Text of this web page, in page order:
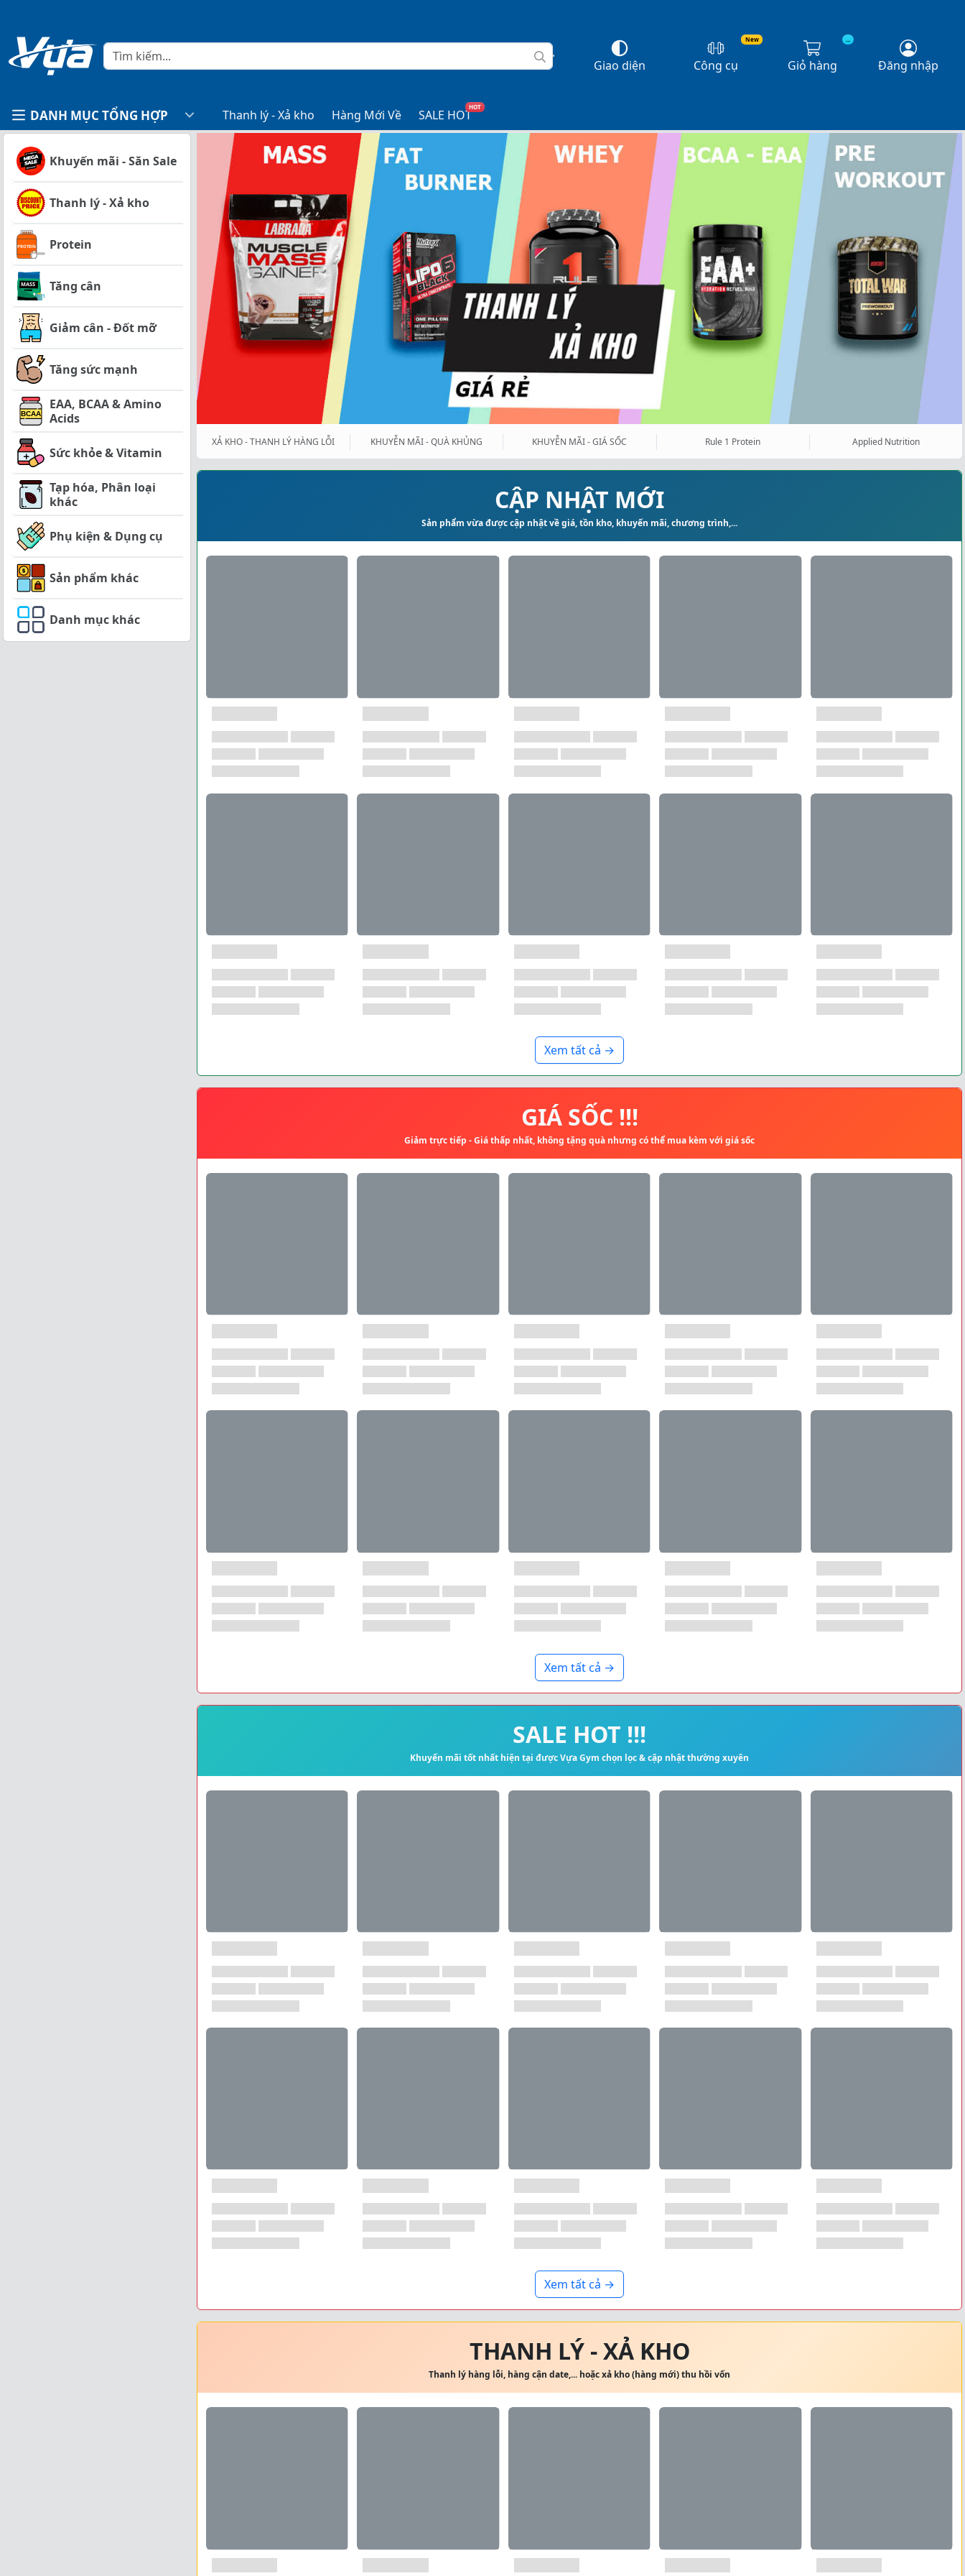
Giao diện
New
Công cụ
...
Giỏ hàng Đăng nhập
DANH MỤC TỔNG HỢP Thanh lý - Xả kho Hàng Mới Về SALE HOT
HOT
Khuyến mãi - Săn Sale
Thanh lý - Xả kho
Protein
Tăng cân
Giảm cân - Đốt mỡ
Tăng sức mạnh
EAA, BCAA & Amino
Acids
Sức khỏe & Vitamin
Tạp hóa, Phân loại
khác
Phụ kiện & Dụng cụ
Sản phẩm khác
Danh mục khác
XẢ KHO - THANH LÝ HÀNG LỖI KHUYỄN MÃI - QUÀ KHỦNG KHUYỄN MÃI - GIÁ SỐC Rule 1 Protein Applied Nutrition
CẬP NHẬT MỚI
Sản phẩm vừa được cập nhật về giá, tồn kho, khuyến mãi, chương trình,...
Xem tất cả →
GIÁ SỐC !!!
Giảm trực tiếp - Giá thấp nhất, không tặng quà nhưng có thể mua kèm với giá sốc
Xem tất cả →
SALE HOT !!!
Khuyến mãi tốt nhất hiện tại được Vựa Gym chọn lọc & cập nhật thường xuyên
Xem tất cả →
THANH LÝ - XẢ KHO
Thanh lý hàng lỗi, hàng cận date,... hoặc xả kho (hàng mới) thu hồi vốn